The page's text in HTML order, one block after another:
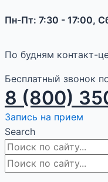
Пн-Пт: 7:30 - 17:00,
По будням контакт-
Бесплатный звонок
8 (800)
Запись на прием
Search